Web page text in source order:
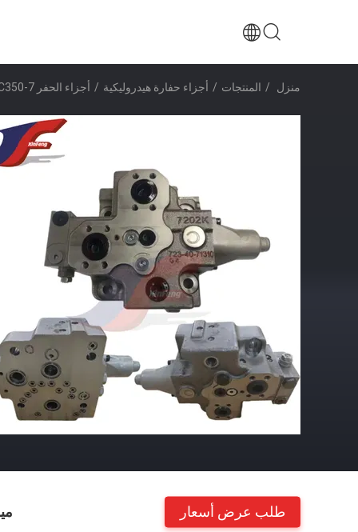
منزل / المنتجات / أجزاء حفارة هيدروليكية / أجزاء الحفر PC350-7 الحفر الصمام الرئيسي 723-40-71200 723-40-71201 الصمام Assy
طلب عرض أسعار